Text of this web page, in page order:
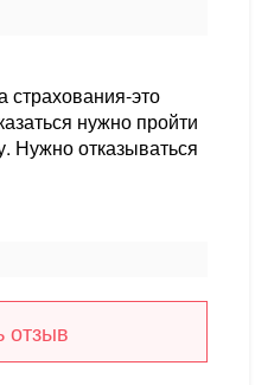
страхования-это
нужно пройти
Нужно отказываться
отзыв